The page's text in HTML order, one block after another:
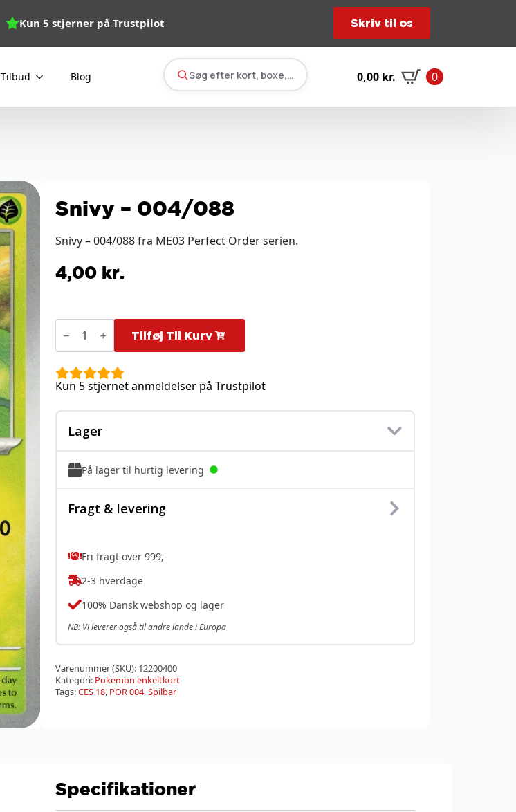
Kun 5 stjerner på Trustpilot Skriv til os
Tilbud Blog Søg efter kort, boxe, tilbehør… 0,00 kr. 0
Snivy – 004/088
Snivy – 004/088 fra ME03 Perfect Order serien.
4,00 kr.
Snivy
antal
Tilføj Til Kurv
Kun 5 stjernet anmeldelser på Trustpilot
Lager
På lager til hurtig levering
Fragt & levering
Fri fragt over 999,-
2-3 hverdage
100% Dansk webshop og lager
NB: Vi leverer også til andre lande i Europa
Varenummer (SKU): 12200400
Kategori: Pokemon enkeltkort
Tags:CES 18, POR 004,Spilbar
Specifikationer